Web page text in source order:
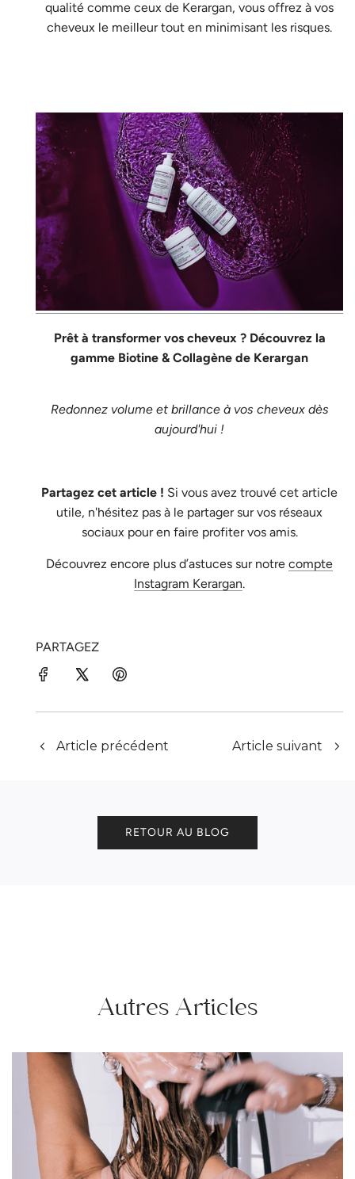
qualité comme ceux de Kerargan, vous offrez à vos
cheveux le meilleur tout en minimisant les risques.
Prêt à transformer vos cheveux ? Découvrez la
gamme Biotine & Collagène de Kerargan
Redonnez volume et brillance à vos cheveux dès
aujourd'hui !
Partagez cet article ! Si vous avez trouvé cet article
utile, n'hésitez pas à le partager sur vos réseaux
sociaux pour en faire profiter vos amis.
Découvrez encore plus d’astuces sur notre compte
Instagram Kerargan.
PARTAGEZ
Article précédent Article suivant
RETOUR AU BLOG
Autres Articles